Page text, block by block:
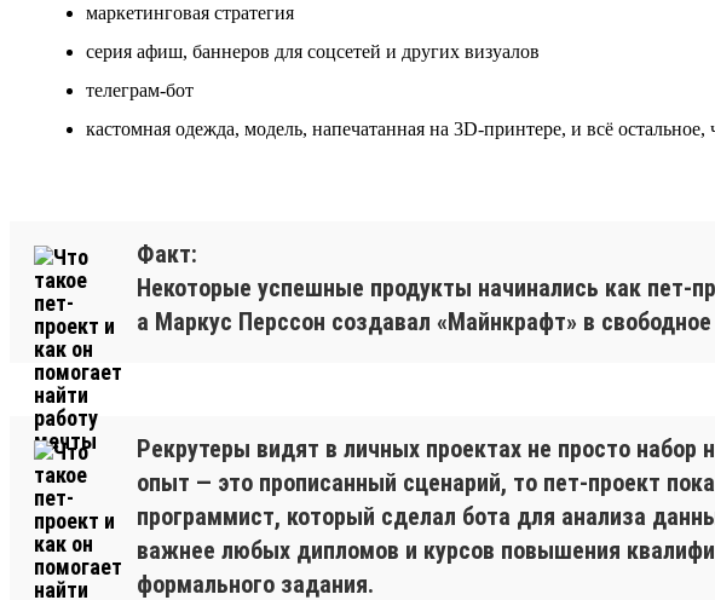
маркетинговая стратегия
серия афиш, баннеров для соцсетей и других визуалов
телеграм-бот
кастомная одежда, модель, напечатанная на 3D-принтере, и всё
Факт:
Некоторые успешные продукты начинались как пет-
а Маркус Перссон создавал «Майнкрафт» в
Рекрутеры видят в личных проектах не просто
опыт — это прописанный сценарий, то пет-проект
программист, который сделал бота для анализа
важнее любых дипломов и курсов повышения
формального задания.